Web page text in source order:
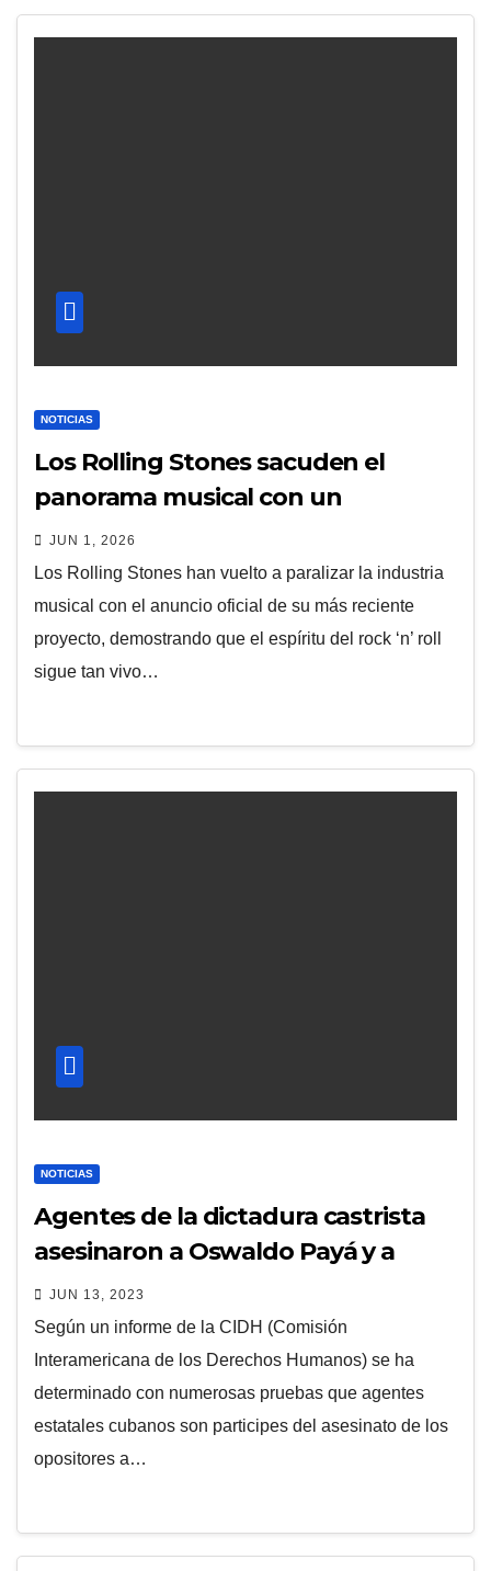
NOTICIAS
Los Rolling Stones sacuden el
panorama musical con un
esperado nuevo lanzamiento
JUN 1, 2026
Los Rolling Stones han vuelto a paralizar la industria
musical con el anuncio oficial de su más reciente
proyecto, demostrando que el espíritu del rock ‘n’ roll
sigue tan vivo…
NOTICIAS
Agentes de la dictadura castrista
asesinaron a Oswaldo Payá y a
Harold Cepero
JUN 13, 2023
Según un informe de la CIDH (Comisión
Interamericana de los Derechos Humanos) se ha
determinado con numerosas pruebas que agentes
estatales cubanos son participes del asesinato de los
opositores a…